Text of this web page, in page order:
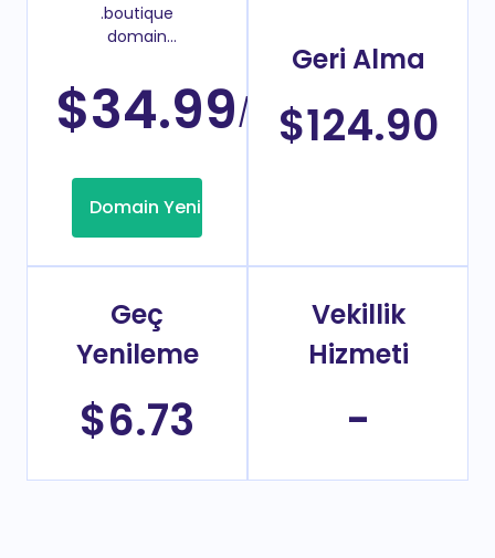
.boutique
domain
$34.99/Yıl
Domain Yenileme
Geri Alma
$124.90
Geç
Yenileme
$6.73
Vekillik
Hizmeti
-